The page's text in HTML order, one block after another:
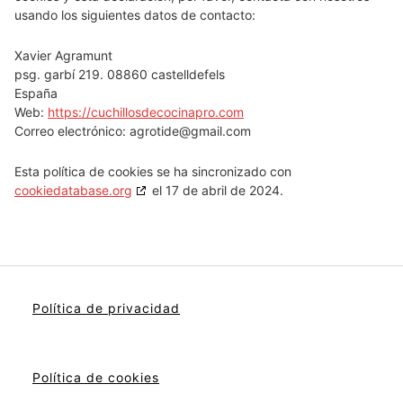
usando los siguientes datos de contacto:
Xavier Agramunt
psg. garbí 219. 08860 castelldefels
España
Web: https://cuchillosdecocinapro.com
Correo electrónico: agrotide@gmail.com
Esta política de cookies se ha sincronizado con
cookiedatabase.org
el 17 de abril de 2024.
Política de privacidad
Política de cookies